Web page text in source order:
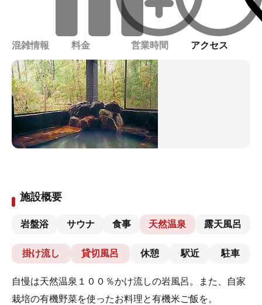
混雑情報 料金 営業時間 アクセス
施設概要
岩盤浴 サウナ 食事 天然温泉 露天風呂
掛け流し 貸切風呂 休憩 駅近 駐車
自慢は天然温泉１００％かけ流しの岩風呂。また、自家
栽培の有機野菜を使ったお料理と有機米ご飯を。